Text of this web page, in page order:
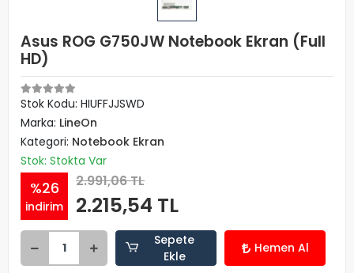
Asus ROG G750JW Notebook Ekran (Full
HD)
Stok Kodu: HIUFFJJSWD
Marka: LineOn
Kategori: Notebook Ekran
Stok: Stokta Var
%26
indirim
2.991,06 TL
2.215,54 TL
Sepete
Ekle
Hemen Al